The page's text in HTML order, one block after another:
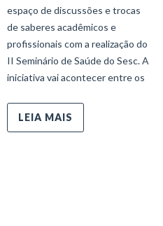
espaço de discussões e trocas
de saberes acadêmicos e
profissionais com a realização do
II Seminário de Saúde do Sesc. A
iniciativa vai acontecer entre os
LEIA MAIS